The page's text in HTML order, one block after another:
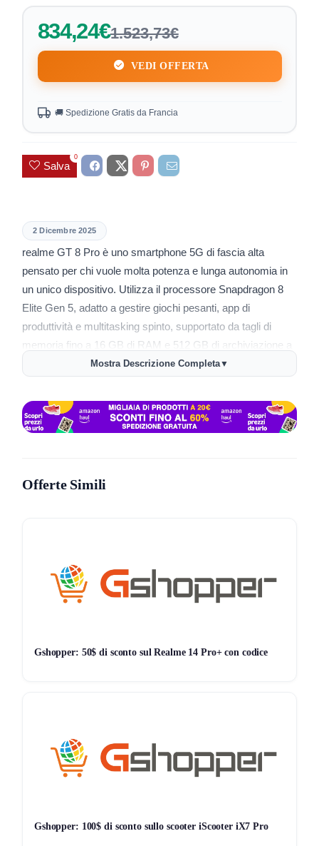
834,24€1.523,73€
VEDI OFFERTA
🚚 Spedizione Gratis da Francia
Salva
0
2 Dicembre 2025
realme GT 8 Pro è uno smartphone 5G di fascia alta
pensato per chi vuole molta potenza e lunga autonomia in
un unico dispositivo. Utilizza il processore Snapdragon 8
Elite Gen 5, adatto a gestire giochi pesanti, app di
produttività e multitasking spinto, supportato da tagli di
memoria fino a 16 GB di RAM e 512 GB di archiviazione a
seconda della versione scelta. Il display misura circa 6,8
gaming competitivo e una buona reattività generale.​
La batteria da 7000 mAh è uno dei punti chiave, con
sposti spesso o usi molto lo smartphone fuori casa. Il
veloce, Bluetooth e sensore di impronte sotto schermo,
con scocca resistente certificata IP68 e IP69K contro
utilizzo intenso tra lavoro, social, video e giochi.​
Mostra Descrizione Completa▼
Offerte Simili
Gshopper: 50$ di sconto sul Realme 14 Pro+ con codice
Gshopper: 100$ di sconto sullo scooter iScooter iX7 Pro